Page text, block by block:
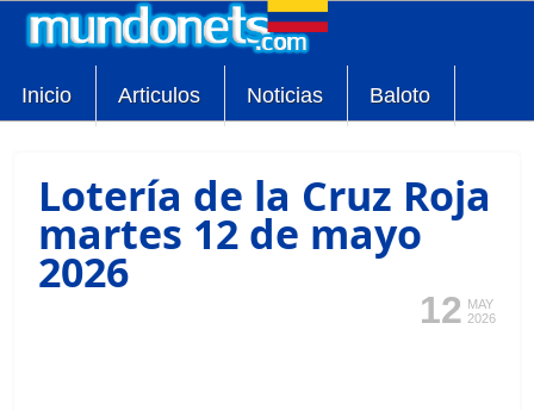
Inicio Articulos Noticias Baloto
Lotería de la Cruz Roja
martes 12 de mayo
2026
12 MAY
2026